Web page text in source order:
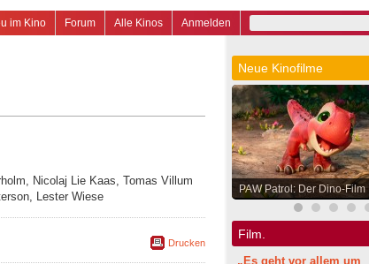
Anmelden
Alle Kinos
Forum
im Kino
Nicolaj Lie Kaas, Tomas Villum
Lester Wiese
Drucken
Neue Kinofilme
PAW Patrol: Der Dino-Film
Film.
„Es geht vor allem um